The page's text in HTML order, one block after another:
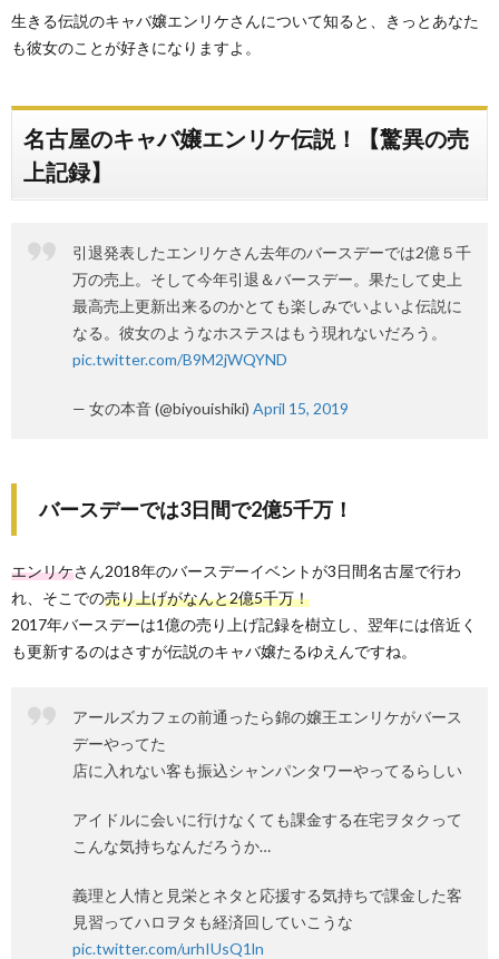
生きる伝説のキャバ嬢エンリケさんについて知ると、きっとあなた
も彼女のことが好きになりますよ。
名古屋のキャバ嬢エンリケ伝説！【驚異の売
上記録】
引退発表したエンリケさん去年のバースデーでは2億５千
万の売上。そして今年引退＆バースデー。果たして史上
最高売上更新出来るのかとても楽しみでいよいよ伝説に
なる。彼女のようなホステスはもう現れないだろう。
pic.twitter.com/B9M2jWQYND
— 女の本音 (@biyouishiki) April 15, 2019
バースデーでは3日間で2億5千万！
エンリケさん2018年のバースデーイベントが3日間名古屋で行わ
れ、そこでの売り上げがなんと2億5千万！
2017年バースデーは1億の売り上げ記録を樹立し、翌年には倍近く
も更新するのはさすが伝説のキャバ嬢たるゆえんですね。
アールズカフェの前通ったら錦の嬢王エンリケがバース
デーやってた
店に入れない客も振込シャンパンタワーやってるらしい
アイドルに会いに行けなくても課金する在宅ヲタクって
こんな気持ちなんだろうか…
義理と人情と見栄とネタと応援する気持ちで課金した客
見習ってハロヲタも経済回していこうな
pic.twitter.com/urhIUsQ1ln